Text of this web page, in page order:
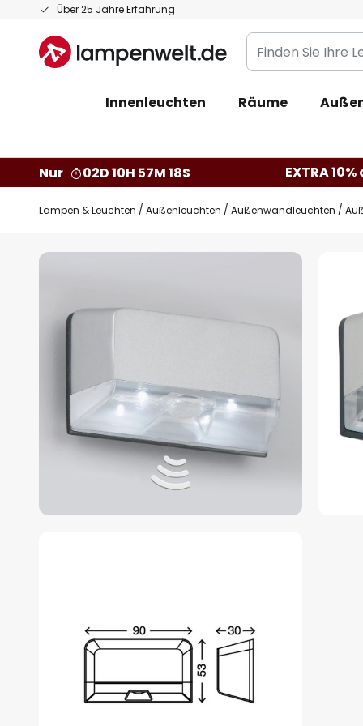
Über 25 Jahre Erfahrung
Zum
springen
Finden
Sie
Leuchte...
Innenleuchten Räume
Nur
02D 10H 57M 17S EXTRA
Lampen & Leuchten Außenleuchten Außenwandleuchten
Zum
Bildgalerie